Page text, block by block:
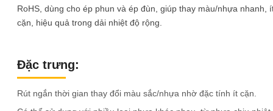
RoHS, dùng cho ép phun và ép đùn, giúp thay màu/nhựa nhanh,
cặn, hiệu quả trong dải nhiệt độ rộng.
Đặc trưng:
Rút ngắn thời gian thay đổi màu sắc/nhựa nhờ đặc tính ít cặn.